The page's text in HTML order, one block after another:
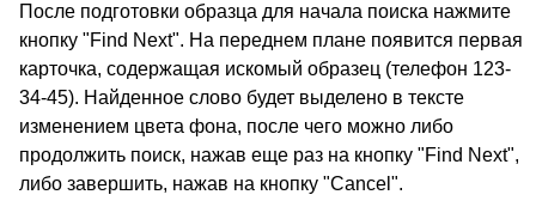
После подготовки образца для начала поиска нажмите
кнопку "Find Next". На переднем плане появится первая
карточка, содержащая искомый образец (телефон 123-
34-45). Найденное слово будет выделено в тексте
изменением цвета фона, после чего можно либо
продолжить поиск, нажав еще раз на кнопку "Find Next",
либо завершить, нажав на кнопку "Cancel".